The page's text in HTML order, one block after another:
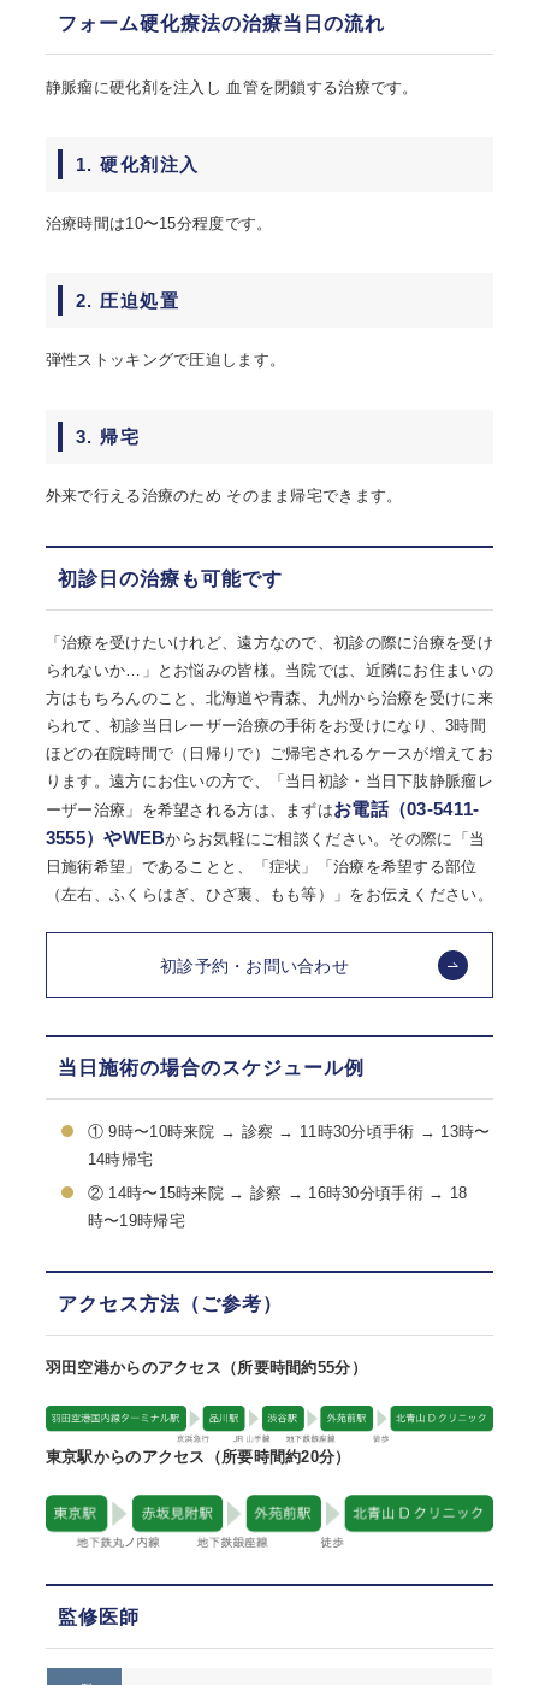
フォーム硬化療法の治療当日の流れ
静脈瘤に硬化剤を注入し 血管を閉鎖する治療です。
1. 硬化剤注入
治療時間は10〜15分程度です。
2. 圧迫処置
弾性ストッキングで圧迫します。
3. 帰宅
外来で行える治療のため そのまま帰宅できます。
初診日の治療も可能です
「治療を受けたいけれど、遠方なので、初診の際に治療を受け
られないか…」とお悩みの皆様。当院では、近隣にお住まいの
方はもちろんのこと、北海道や青森、九州から治療を受けに来
られて、初診当日レーザー治療の手術をお受けになり、3時間
ほどの在院時間で（日帰りで）ご帰宅されるケースが増えてお
ります。遠方にお住いの方で、「当日初診・当日下肢静脈瘤レ
ーザー治療」を希望される方は、まずはお電話（03-5411-
3555）やWEBからお気軽にご相談ください。その際に「当
日施術希望」であることと、「症状」「治療を希望する部位
（左右、ふくらはぎ、ひざ裏、もも等）」をお伝えください。
初診予約・お問い合わせ
当日施術の場合のスケジュール例
① 9時〜10時来院 → 診察 → 11時30分頃手術 → 13時〜
14時帰宅
② 14時〜15時来院 → 診察 → 16時30分頃手術 → 18
時〜19時帰宅
アクセス方法（ご参考）
羽田空港からのアクセス（所要時間約55分）
東京駅からのアクセス（所要時間約20分）
監修医師